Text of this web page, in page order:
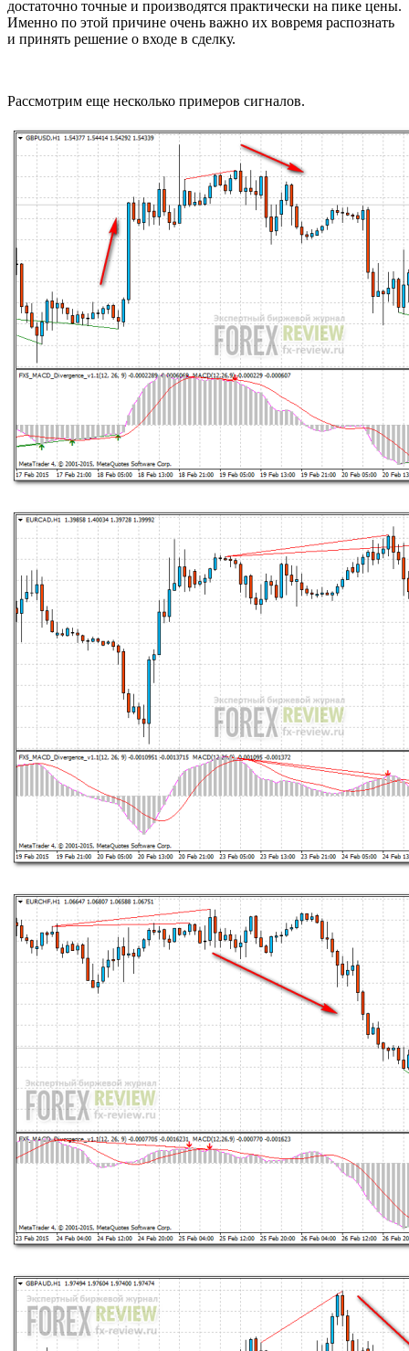
достаточно точные и производятся практически на пике цены.
Именно по этой причине очень важно их вовремя распознать
и принять решение о входе в сделку.
Рассмотрим еще несколько примеров сигналов.